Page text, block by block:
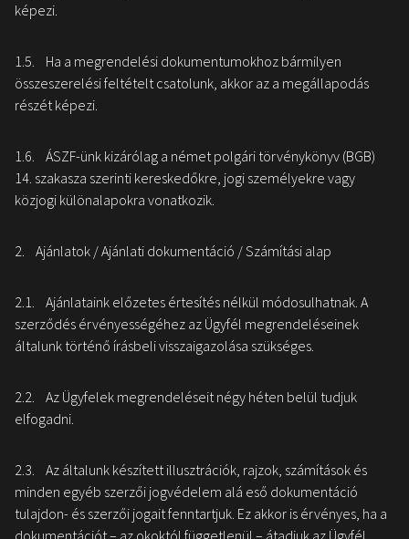
képezi.
1.5. Ha a megrendelési dokumentumokhoz bármilyen
összeszerelési feltételt csatolunk, akkor az a megállapodás
részét képezi.
1.6. ÁSZF-ünk kizárólag a német polgári törvénykönyv (BGB)
14. szakasza szerinti kereskedőkre, jogi személyekre vagy
közjogi különalapokra vonatkozik.
2. Ajánlatok / Ajánlati dokumentáció / Számítási alap
2.1. Ajánlataink előzetes értesítés nélkül módosulhatnak. A
szerződés érvényességéhez az Ügyfél megrendeléseinek
általunk történő írásbeli visszaigazolása szükséges.
2.2. Az Ügyfelek megrendeléseit négy héten belül tudjuk
elfogadni.
2.3. Az általunk készített illusztrációk, rajzok, számítások és
minden egyéb szerzői jogvédelem alá eső dokumentáció
tulajdon- és szerzői jogait fenntartjuk. Ez akkor is érvényes, ha a
dokumentációt – az okoktól függetlenül – átadjuk az Ügyfél